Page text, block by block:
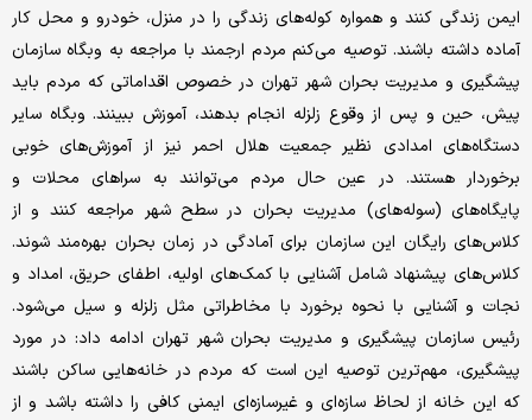
ایمن زندگی کنند و همواره کوله‌های زندگی را در منزل، خودرو و محل کار
آماده داشته باشند. توصیه می‌کنم مردم ارجمند با مراجعه به وبگاه سازمان
پیشگیری و مدیریت بحران شهر تهران در خصوص اقداماتی که مردم باید
پیش، حین و پس از وقوع زلزله انجام بدهند، آموزش ببینند. وبگاه سایر
دستگاه‌های امدادی نظیر جمعیت هلال احمر نیز از آموزش‌های خوبی
برخوردار هستند. در عین حال مردم می‌توانند به سراهای محلات و
پایگاه‌های (سوله‌های) مدیریت بحران در سطح شهر مراجعه کنند و از
کلاس‌های رایگان این سازمان برای آمادگی در زمان بحران بهره‌مند شوند.
کلاس‌های پیشنهاد شامل آشنایی با کمک‌های اولیه، اطفای حریق، امداد و
نجات و آشنایی با نحوه برخورد با مخاطراتی مثل زلزله و سیل می‌شود.
رئیس سازمان پیشگیری و مدیریت بحران شهر تهران ادامه داد: در مورد
پیشگیری، مهم‌ترین توصیه این است که مردم در خانه‌هایی ساکن باشند
که این خانه از لحاظ سازه‌ای و غیرسازه‌ای ایمنی کافی را داشته باشد و از